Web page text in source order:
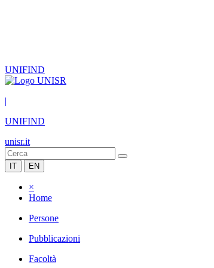
UNIFIND
|
UNIFIND
unisr.it
IT EN
×
Home
Persone
Pubblicazioni
Facoltà